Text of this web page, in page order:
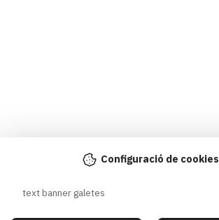
Configuració de cookies
text banner galetes